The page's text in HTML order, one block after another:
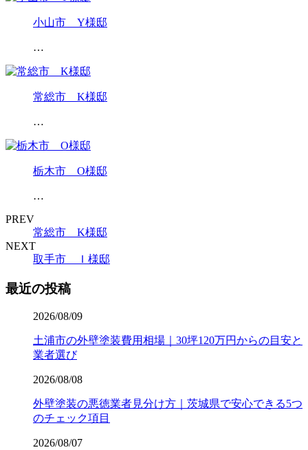
小山市 Y様邸
…
常総市 K様邸
…
栃木市 O様邸
…
PREV
常総市 K様邸
NEXT
取手市 Ｉ様邸
最近の投稿
2026/08/09
土浦市の外壁塗装費用相場｜30坪120万円からの目安と
業者選び
2026/08/08
外壁塗装の悪徳業者見分け方｜茨城県で安心できる5つ
のチェック項目
2026/08/07